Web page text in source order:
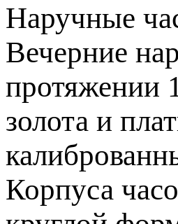
Наручные
Вечерние
протяжении
золота и
Корпуса